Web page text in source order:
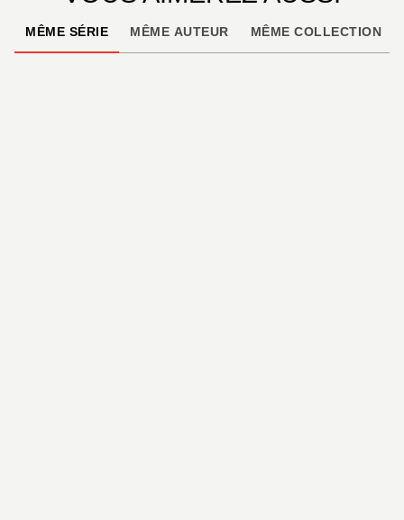
MÊME SÉRIE MÊME AUTEUR MÊME COLLECTION